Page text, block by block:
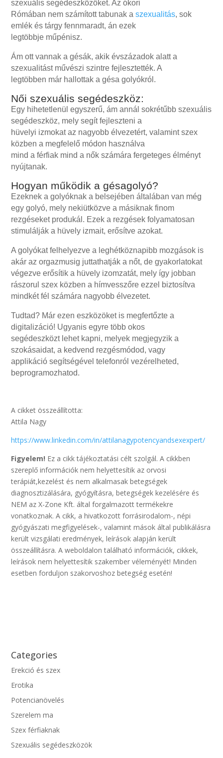
szexuális segédeszközöket. Az ókori
Rómában nem számított tabunak aszexualitás, sok
emlék és tárgy fennmaradt, án ezek
legtöbbje műpénisz.
Ám ott vannak a gésák, akik évszázadok alatt a
szexualitást művészi szintre fejlesztették. A
legtöbben már hallottak a gésa golyókról.
Női szexuális segédeszköz:
Egy hihetetlenül egyszerű, ám annál sokrétűbb szexuális
segédeszköz, mely segít fejleszteni a
hüvelyi izmokat az nagyobb élvezetért, valamint szex
közben a megfelelő módon használva
mind a férfiak mind a nők számára fergeteges élményt
nyújtanak.
Hogyan működik a gésagolyó?
Ezeknek a golyóknak a belsejében általában van még
egy golyó, mely nekiütközve a másiknak finom
rezgéseket produkál. Ezek a rezgések folyamatosan
stimulálják a hüvely izmait, erősítve azokat.
A golyókat felhelyezve a leghétköznapibb mozgások is
akár az orgazmusig juttathatják a nőt, de gyakorlatokat
végezve erősítik a hüvely izomzatát, mely így jobban
rászorul szex közben a hímvesszőre ezzel biztosítva
mindkét fél számára nagyobb élvezetet.
Tudtad? Már ezen eszközöket is megfertőzte a
digitalizáció! Ugyanis egyre több okos
segédeszközt lehet kapni, melyek megjegyzik a
szokásaidat, a kedvend rezgésmódod, vagy
applikáció segítségével telefonról vezérelheted,
beprogramozhatod.
A cikket összeállította:
Attila Nagy
https://www.linkedin.com/in/attilanagypotencyandsexexpert/
Figyelem! Ez a cikk tájékoztatási célt szolgál. A cikkben
szereplő információk nem helyettesítik az orvosi
terápiát,kezelést és nem alkalmasak betegségek
diagnosztizálására, gyógyításra, betegségek kezelésére és
NEM az X-Zone Kft. által forgalmazott termékekre
vonatkoznak. A cikk, a hivatkozott forrásirodalom-, népi
gyógyászati megfigyelések-, valamint mások által publikálásra
került vizsgálati eredmények, leírások alapján került
összeállításra. A weboldalon található információk, cikkek,
leírások nem helyettesítik szakember véleményét! Minden
esetben forduljon szakorvoshoz betegség esetén!
Categories
Erekció és szex
Erotika
Potencianövelés
Szerelem ma
Szex férfiaknak
Szexuális segédeszközök